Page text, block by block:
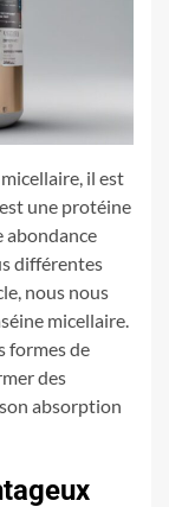
il est
est une protéine
abondance
différentes
nous nous
micellaire.
formes de
des
absorption